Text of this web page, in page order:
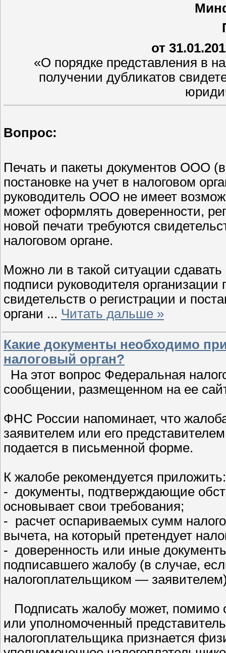
от
«О порядке представления в
получении дубликатов
Вопрос:
Печать и пакеты документов ООО
постановке на учет в налоговом
руководитель ООО не имеет
может оформлять доверенности,
новой печати требуются
налоговом органе.
Можно ли в такой ситуации сдавать
подписи руководителя
свидетельств о регистрации и
органи ... Читать дальше »
Какие документы необходимо
налоговый орган?
На этот вопрос Федеральная
сообщении, размещенном на ее
ФНС России напоминает, что
заявителем или его
подается в письменной форме.
К жалобе рекомендуется приложить:
- документы, подтверждающие
основывает свои требования;
- расчет оспариваемых сумм
вычета, на который претендует
- доверенность или иные
подписавшего жалобу (в случае,
налогоплательщиком —
Подписать жалобу может, помимо
или уполномоченный
налогоплательщика признается